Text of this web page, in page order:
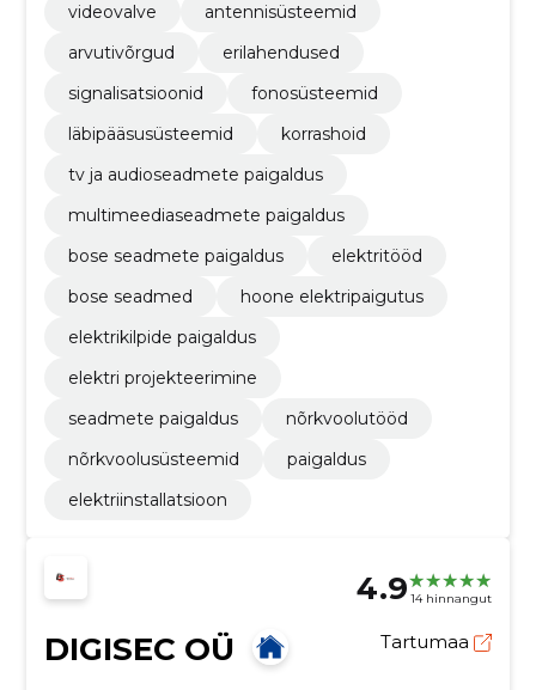
videovalve
antennisüsteemid
arvutivõrgud
erilahendused
signalisatsioonid
fonosüsteemid
läbipääsusüsteemid
korrashoid
tv ja audioseadmete paigaldus
multimeediaseadmete paigaldus
bose seadmete paigaldus
elektritööd
bose seadmed
hoone elektripaigutus
elektrikilpide paigaldus
elektri projekteerimine
seadmete paigaldus
nõrkvoolutööd
nõrkvoolusüsteemid
paigaldus
elektriinstallatsioon
4.9 14 hinnangut
DIGISEC OÜ Tartumaa